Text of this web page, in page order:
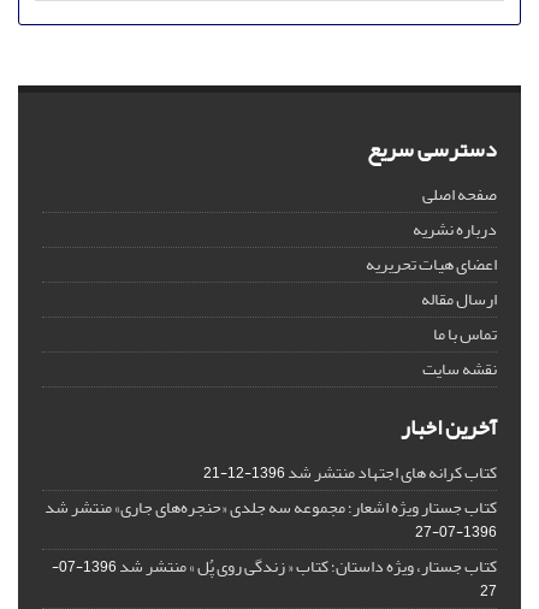
دسترسی سریع
صفحه اصلی
درباره نشریه
اعضای هیات تحریریه
ارسال مقاله
تماس با ما
نقشه سایت
آخرین اخبار
کتاب کرانه های اجتهاد منتشر شد1396-12-21
کتاب جستار ویژه اشعار؛ مجموعه سه جلدی «حنجره‌های جاری» منتشر شد
1396-07-27
کتاب جستار، ویژه داستان؛ کتاب « زندگی روی پُل » منتشر شد
1396-07-
27